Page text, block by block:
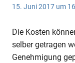
15. Juni 2017 um
Die Kosten
selber getragen
Genehmigung